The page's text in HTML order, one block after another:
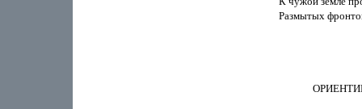
Размытых